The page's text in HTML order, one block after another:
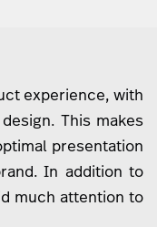
experience, with
This makes
presentation
In addition to
much attention to